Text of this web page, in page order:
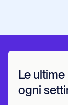
Le
ogni